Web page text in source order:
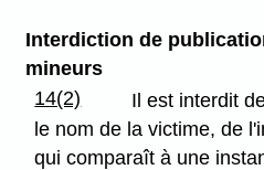
Interdiction de
mineurs
14(2)
Il est interdit
le nom de la victime, de
qui comparaît à une